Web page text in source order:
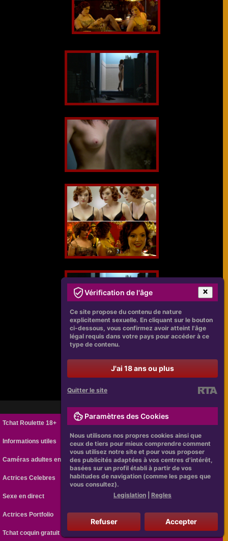
Tchat Roulette 18+
Informations utiles
Caméras adultes en ligne
Actrices Celebres
Sexe en direct
Actrices Portfolio
Tchat coquin gratuit
Vérification de l'âge
Ce site propose du contenu de nature
explicitement sexuelle. En cliquant sur le bouton
ci-dessous, vous confirmez avoir atteint l'âge
légal requis dans votre pays pour accéder à ce
type de contenu.
J'ai 18 ans ou plus
Quitter le site
Paramètres des Cookies
Nous utilisons nos propres cookies ainsi que
ceux de tiers pour mieux comprendre comment
vous utilisez notre site et pour vous proposer
des publicités adaptées à vos centres d'intérêt,
basées sur un profil établi à partir de vos
habitudes de navigation (comme les pages que
vous consultez).
Legislation
Regles
Refuser Accepter